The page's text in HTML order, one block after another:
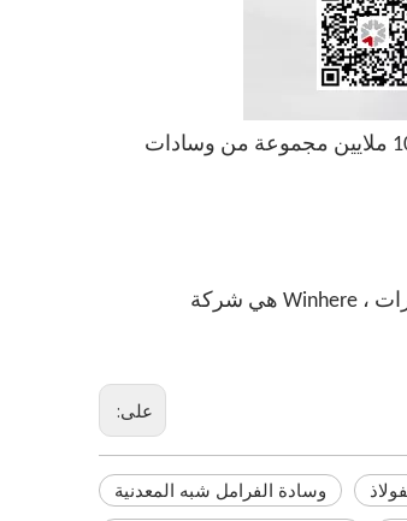
نظرًا لكونها شركة تصنيع قطع غيار الفرامل الاحترافية الرائدة عالميًا ، تنتج Winhere أكثر من 55 مليون وحدة من أقراص الفرامل و 10 ملايين مجموعة من وسادات
المعيار الوطني لـ \"قرص الفرامل للسيارات \" GB / T 34422-2017 بقيادة المركز الوطني لمراقبة الجودة والتفتيش لقطع غيار السيارات ، Winhere هي شركة
على:
وسادة الفرامل شبه المعدنية